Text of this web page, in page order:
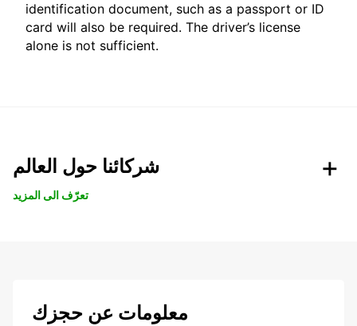
identification document, such as a passport or ID
card will also be required. The driver’s license
alone is not sufficient.
شركائنا حول العالم
تعرّف الى المزيد
معلومات عن حجزك